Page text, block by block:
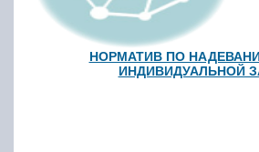
НОРМАТИВ ПО
ИНДИВИДУАЛЬНОЙ